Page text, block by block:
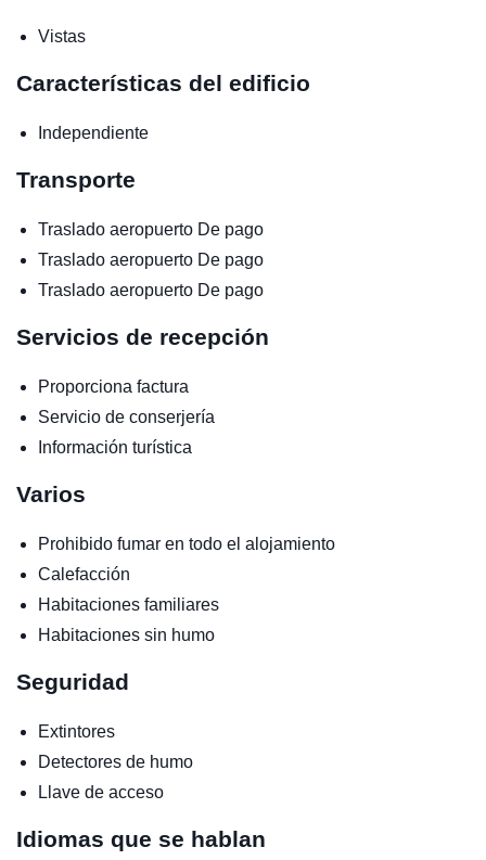
Vistas
Características del edificio
Independiente
Transporte
Traslado aeropuerto De pago
Traslado aeropuerto De pago
Traslado aeropuerto De pago
Servicios de recepción
Proporciona factura
Servicio de conserjería
Información turística
Varios
Prohibido fumar en todo el alojamiento
Calefacción
Habitaciones familiares
Habitaciones sin humo
Seguridad
Extintores
Detectores de humo
Llave de acceso
Idiomas que se hablan